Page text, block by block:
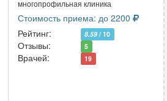
многопрофильная клиника
Стоимость приема: до 2200
Рейтинг:
8.59 / 10
Отзывы: 5
Врачей: 19